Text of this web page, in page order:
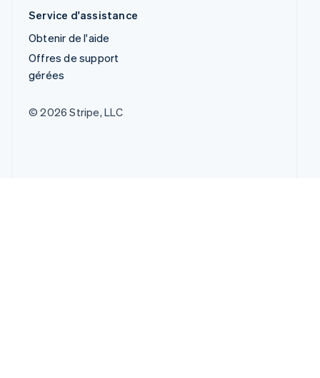
Service d'assistance
Obtenir de l'aide
Offres de support
gérées
© 2026 Stripe, LLC